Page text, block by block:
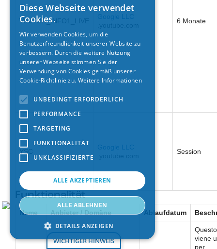
VISITOR_INFO1_LIVE
Google LLC
6 Monate
Google LLC
Session
Funktionalität
Name Anbieter / Domäne Ablaufdatum
viene
per
WICHTIGER HINWEIS
ITALIAN
SPANISH
FRENCH
Diese Webseite verwendet
Cookies.
Wir verwenden Cookies, um die
Benutzerfreundlichkeit unserer Website zu
verbessern. Durch die weitere Nutzung
unserer Webseite stimmen Sie der
Verwendung von Cookies gemäß unserer
Cookie-Richtlinie zu. Weitere Informationen
UNBEDINGT ERFORDERLICH
PERFORMANCE
TARGETING
FUNKTIONALITÄT
UNKLASSIFIZIERTE
ALLE AKZEPTIEREN
ALLE ABLEHNEN
DETAILS ANZEIGEN